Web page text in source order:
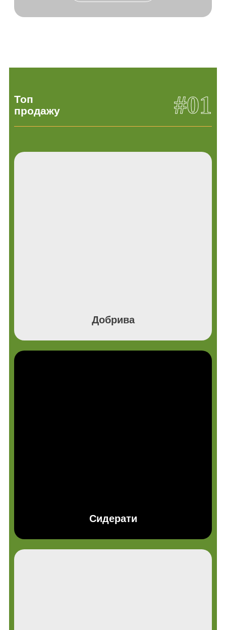
Топ
продажу
#01
Добрива
Сидерати